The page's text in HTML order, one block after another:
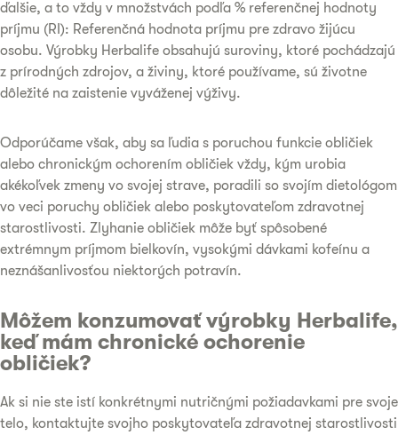
ďalšie, a to vždy v množstvách podľa % referenčnej hodnoty
príjmu (RI): Referenčná hodnota príjmu pre zdravo žijúcu
osobu. Výrobky Herbalife obsahujú suroviny, ktoré pochádzajú
z prírodných zdrojov, a živiny, ktoré používame, sú životne
dôležité na zaistenie vyváženej výživy.
Odporúčame však, aby sa ľudia s poruchou funkcie obličiek
alebo chronickým ochorením obličiek vždy, kým urobia
akékoľvek zmeny vo svojej strave, poradili so svojím dietológom
vo veci poruchy obličiek alebo poskytovateľom zdravotnej
starostlivosti. Zlyhanie obličiek môže byť spôsobené
extrémnym príjmom bielkovín, vysokými dávkami kofeínu a
neznášanlivosťou niektorých potravín.
Môžem konzumovať výrobky Herbalife,
keď mám chronické ochorenie
obličiek?
Ak si nie ste istí konkrétnymi nutričnými požiadavkami pre svoje
telo, kontaktujte svojho poskytovateľa zdravotnej starostlivosti